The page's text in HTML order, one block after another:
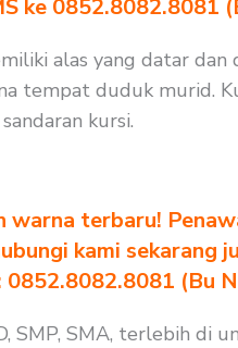
ke 0852.8082.8081
alas yang datar
tempat duduk murid.
kursi.
warna terbaru!
kami sekarang
(Bu
SMA, terlebih di